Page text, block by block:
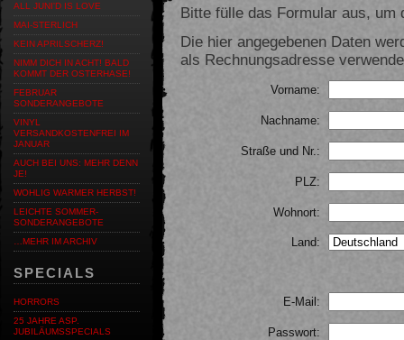
ALL JUNI'D IS LOVE
MAI-STERLICH
KEIN APRILSCHERZ!
NIMM DICH IN ACHT! BALD
KOMMT DER OSTERHASE!
FEBRUAR
SONDERANGEBOTE
VINYL
VERSANDKOSTENFREI IM
JANUAR
AUCH BEI UNS: MEHR DENN
JE!
WOHLIG WARMER HERBST!
LEICHTE SOMMER-
SONDERANGEBOTE
…MEHR IM ARCHIV
SPECIALS
HORRORS
25 JAHRE ASP.
JUBILÄUMSSPECIALS
Bitte fülle das Formular aus, um
Die hier angegebenen Daten
als Rechnungsadresse
Vorname:
Nachname:
Straße und Nr.:
PLZ:
Wohnort:
Land:
E-Mail:
Passwort: